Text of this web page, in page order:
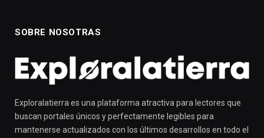
SOBRE NOSOTRAS
Exploralatierra es una plataforma atractiva para lectores que
buscan portales únicos y perfectamente legibles para
mantenerse actualizados con los últimos desarrollos en todo el